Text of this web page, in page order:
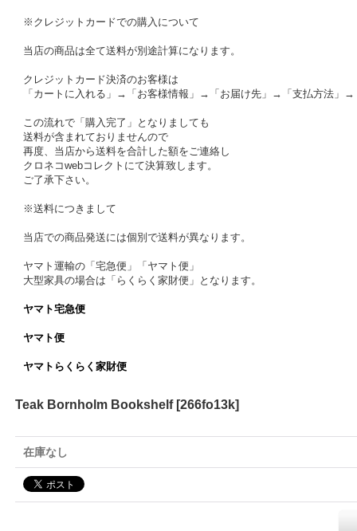
※クレジットカードでの購入について
当店の商品は全て送料が別途計算になります。
クレジットカード決済のお客様は
「カートに入れる」→「お客様情報」→「お届け先」→「支払方法」
この流れで「購入完了」となりましても
送料が含まれておりませんので
再度、当店から送料を合計した額をご連絡し
クロネコwebコレクトにて決算致します。
ご了承下さい。
※送料につきまして
当店での商品発送には個別で送料が異なります。
ヤマト運輸の「宅急便」「ヤマト便」
大型家具の場合は「らくらく家財便」となります。
ヤマト宅急便
ヤマト便
ヤマトらくらく家財便
Teak Bornholm Bookshelf [266fo13k]
在庫なし